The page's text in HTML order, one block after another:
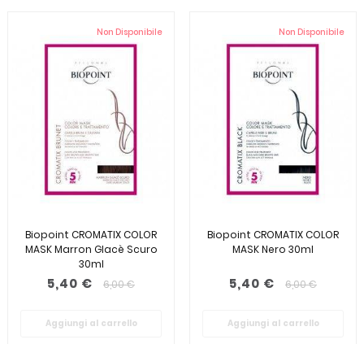
Non Disponibile
Biopoint CROMATIX COLOR
MASK Marron Glacè Scuro
30ml
5,40 € 6,00 €
Aggiungi al carrello
Non Disponibile
Biopoint CROMATIX COLOR
MASK Nero 30ml
5,40 € 6,00 €
Aggiungi al carrello